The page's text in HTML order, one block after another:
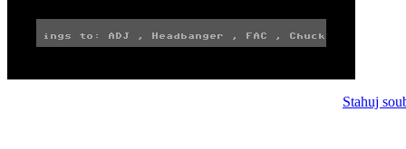
Stahuj